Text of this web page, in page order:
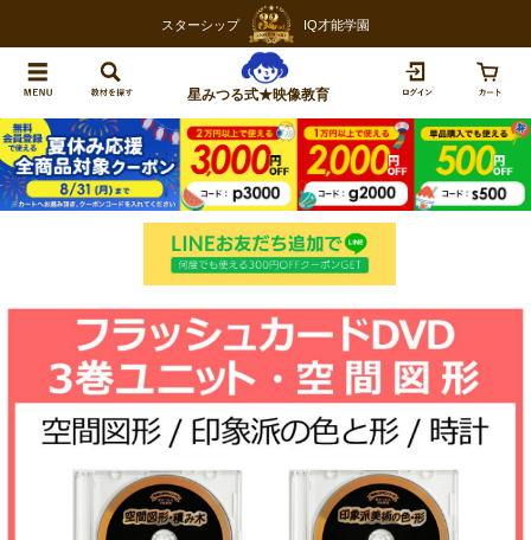
スターシップ IQ才能学園
星みつる式★映像教育